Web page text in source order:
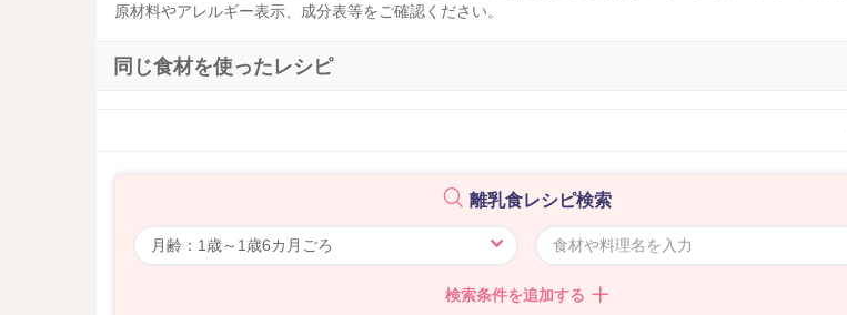
原材料やアレルギー表示、成分表等をご確認ください。
同じ食材を使ったレシピ
離乳食レシピ検索
検索条件を追加する